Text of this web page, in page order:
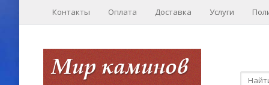
Контакты Оплата Доставка Услуги